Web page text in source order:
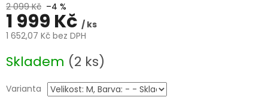
2 099 Kč –4 %
1 999 Kč / ks
1 652,07 Kč bez DPH
cena:
Skladem (2 ks)
Varianta